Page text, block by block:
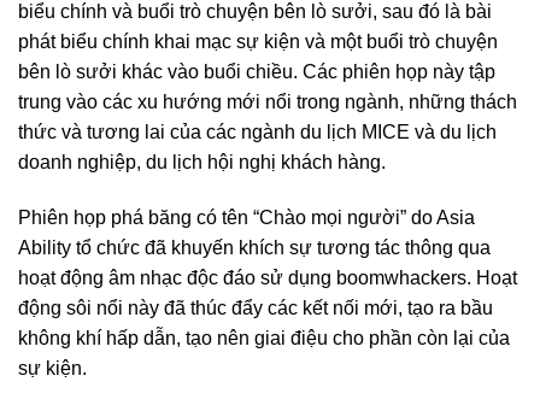
biểu chính và buổi trò chuyện bên lò sưởi, sau đó là bài
phát biểu chính khai mạc sự kiện và một buổi trò chuyện
bên lò sưởi khác vào buổi chiều. Các phiên họp này tập
trung vào các xu hướng mới nổi trong ngành, những thách
thức và tương lai của các ngành du lịch MICE và du lịch
doanh nghiệp, du lịch hội nghị khách hàng.
Phiên họp phá băng có tên “Chào mọi người” do Asia
Ability tổ chức đã khuyến khích sự tương tác thông qua
hoạt động âm nhạc độc đáo sử dụng boomwhackers. Hoạt
động sôi nổi này đã thúc đẩy các kết nối mới, tạo ra bầu
không khí hấp dẫn, tạo nên giai điệu cho phần còn lại của
sự kiện.